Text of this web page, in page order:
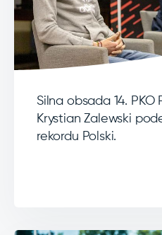
Silna obsada 14. PKO
Krystian Zalewski
rekordu Polski.